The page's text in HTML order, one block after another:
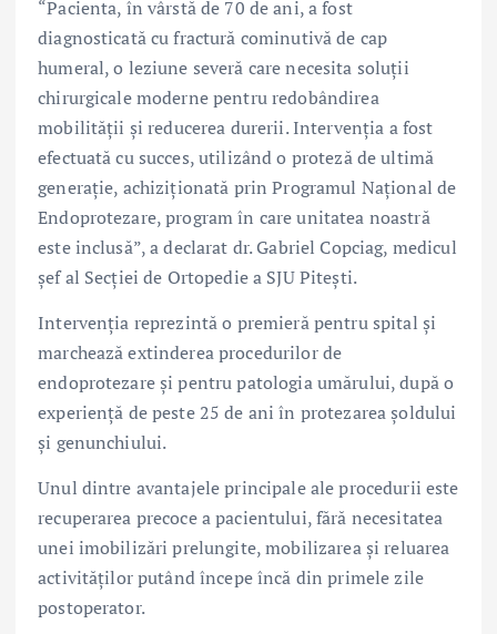
“Pacienta, în vârstă de 70 de ani, a fost
diagnosticată cu fractură cominutivă de cap
humeral, o leziune severă care necesita soluții
chirurgicale moderne pentru redobândirea
mobilității și reducerea durerii. Intervenția a fost
efectuată cu succes, utilizând o proteză de ultimă
generație, achiziționată prin Programul Național de
Endoprotezare, program în care unitatea noastră
este inclusă”, a declarat dr. Gabriel Copciag, medicul
șef al Secției de Ortopedie a SJU Pitești.
Intervenția reprezintă o premieră pentru spital și
marchează extinderea procedurilor de
endoprotezare și pentru patologia umărului, după o
experiență de peste 25 de ani în protezarea șoldului
și genunchiului.
Unul dintre avantajele principale ale procedurii este
recuperarea precoce a pacientului, fără necesitatea
unei imobilizări prelungite, mobilizarea și reluarea
activităților putând începe încă din primele zile
postoperator.